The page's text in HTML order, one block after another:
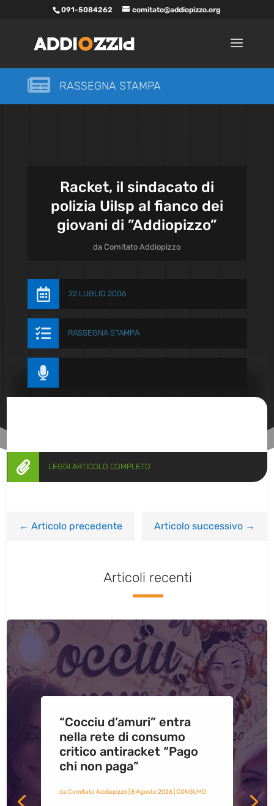
091-5084262 comitato@addiopizzo.org
 RASSEGNA STAMPA
Racket, il sindacato di
polizia Uilsp al fianco dei
giovani di ”Addiopizzo”
daComitato Addiopizzo
 22 LUGLIO 2006
 RASSEGNA STAMPA

 LEGGI ARTICOLO COMPLETO
←Articolo precedente Articolo successivo→
Articoli recenti
“Cocciu d’amuri” entra
nella rete di consumo
critico antiracket “Pago
chi non paga”
da Comitato Addiopizzo| 8 Agosto 2026| CONSUMO